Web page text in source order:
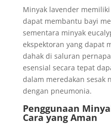
Minyak lavender
dapat membantu bayi
sementara minyak
ekspektoran yang dapat
dahak di saluran
esensial secara tepat
dalam meredakan sesak
dengan pneumonia.
Penggunaan
Cara yang Aman